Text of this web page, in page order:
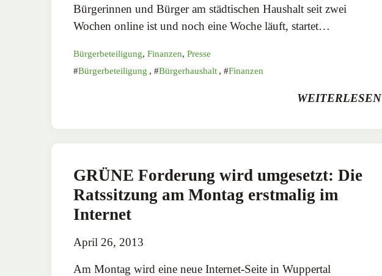
Bürgerinnen und Bürger am städtischen Haushalt seit zwei
Wochen online ist und noch eine Woche läuft, startet…
Bürgerbeteiligung, Finanzen, Presse
Bürgerbeteiligung , Bürgerhaushalt , Finanzen
WEITERLESEN
GRÜNE Forderung wird umgesetzt: Die
Ratssitzung am Montag erstmalig im
Internet
April 26, 2013
Am Montag wird eine neue Internet-Seite in Wuppertal